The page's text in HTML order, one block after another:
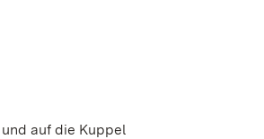
auf die Kuppel